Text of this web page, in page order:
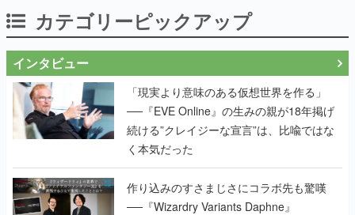
カテゴリーピックアップ
インタビュー
「現実より意味のある仮想世界を作る」
──『EVE Online』の生みの親が18年掲げ
続ける”クレイジーな宣言”は、比喩ではな
く本気だった
作り込みのすさまじさにコラボ先も驚嘆
──『Wizardry Variants Daphne』